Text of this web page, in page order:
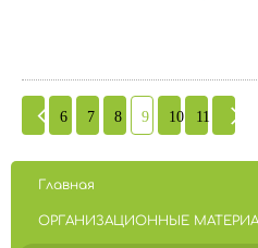
6 7 8 9 10 11
Главная
ОРГАНИЗАЦИОННЫЕ